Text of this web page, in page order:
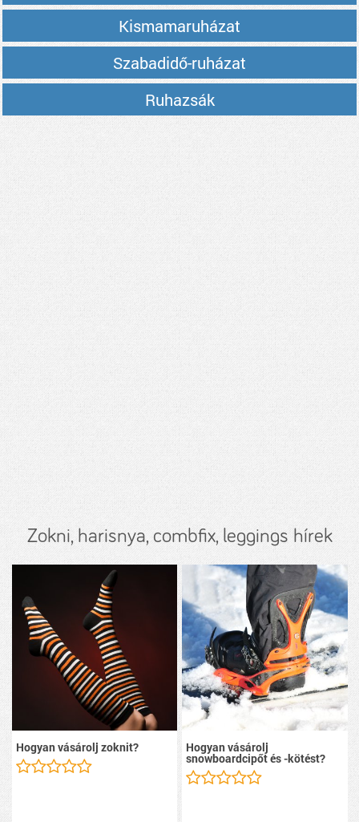
Kismamaruházat
Szabadidő-ruházat
Ruhazsák
Zokni, harisnya, combfix, leggings hírek
Hogyan vásárolj zoknit? Hogyan vásárolj
snowboardcipőt és -kötést?